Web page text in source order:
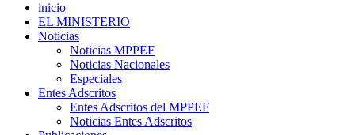
inicio
EL MINISTERIO
Noticias
Noticias MPPEF
Noticias Nacionales
Especiales
Entes Adscritos
Entes Adscritos del MPPEF
Noticias Entes Adscritos